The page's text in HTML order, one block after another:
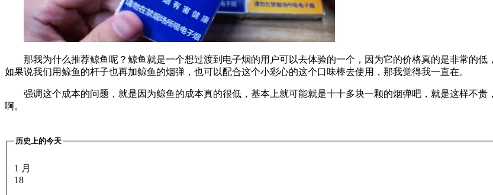
那我为什么推荐鲸鱼呢？鲸鱼就是一个想过渡到电子烟的用户可以去体验的一个，因为它的价格真的是非常的
如果说我们用鲸鱼的杆子也再加鲸鱼的烟弹，也可以配合这个小彩心的这个口味棒去使用，那我觉得我一直在。
强调这个成本的问题，就是因为鲸鱼的成本真的很低，基本上就可能就是十十多块一颗的烟弹吧，就是这样不
啊。
历史上的今天
1 月
18